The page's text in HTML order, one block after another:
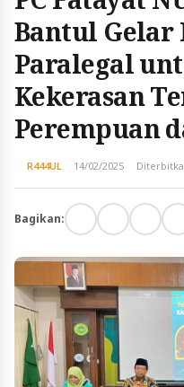
Bantul Gelar
Paralegal
Kekerasan
Perempuan
R444UL 14/02/2025
Bagikan: